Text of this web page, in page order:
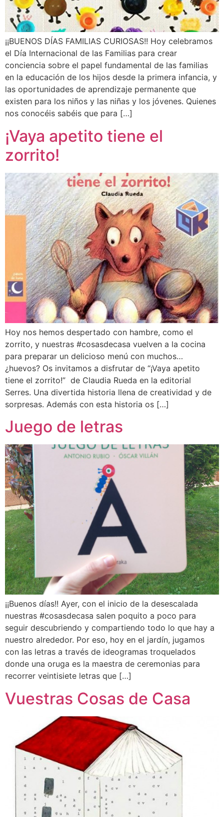
¡¡BUENOS DÍAS FAMILIAS CURIOSAS!! Hoy celebramos
el Día Internacional de las Familias para crear
conciencia sobre el papel fundamental de las familias
en la educación de los hijos desde la primera infancia, y
las oportunidades de aprendizaje permanente que
existen para los niños y las niñas y los jóvenes. Quienes
nos conocéis sabéis que para […]
¡Vaya apetito tiene el
zorrito!
Hoy nos hemos despertado con hambre, como el
zorrito, y nuestras #cosasdecasa vuelven a la cocina
para preparar un delicioso menú con muchos…
¿huevos? Os invitamos a disfrutar de “¡Vaya apetito
tiene el zorrito!” de Claudia Rueda en la editorial
Serres. Una divertida historia llena de creatividad y de
sorpresas. Además con esta historia os […]
Juego de letras
¡¡Buenos días!! Ayer, con el inicio de la desescalada
nuestras #cosasdecasa salen poquito a poco para
seguir descubriendo y compartiendo todo lo que hay a
nuestro alrededor. Por eso, hoy en el jardín, jugamos
con las letras a través de ideogramas troquelados
donde una oruga es la maestra de ceremonias para
recorrer veintisiete letras que […]
Vuestras Cosas de Casa